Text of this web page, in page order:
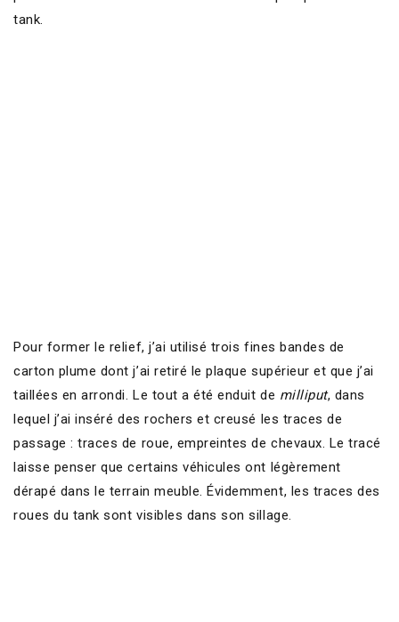
tank.
Pour former le relief, j’ai utilisé trois fines bandes de
carton plume dont j’ai retiré le plaque supérieur et que j’ai
taillées en arrondi. Le tout a été enduit de milliput, dans
lequel j’ai inséré des rochers et creusé les traces de
passage : traces de roue, empreintes de chevaux. Le tracé
laisse penser que certains véhicules ont légèrement
dérapé dans le terrain meuble. Évidemment, les traces des
roues du tank sont visibles dans son sillage.